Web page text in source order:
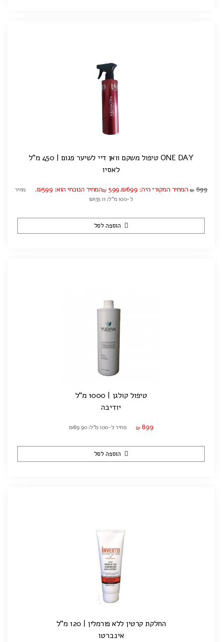
ONE DAY טיפול משקם וואן דיי לשיער פגום | 450 מ"ל
לאסיו
₪ 699 המחיר המקורי היה: ₪699. ₪ 599 המחיר הנוכחי הוא: ₪599.
מחיר
ל-100 מ"ל: ₪133.11
הוספה לסל
טיפול קולגן | 1000 מ"ל
יודיבה
₪ 899 מחיר ל-100 מ"ל: ₪89.90
הוספה לסל
החלקת קרטין ללא פורמלין | 120 מ"ל
אינברטו